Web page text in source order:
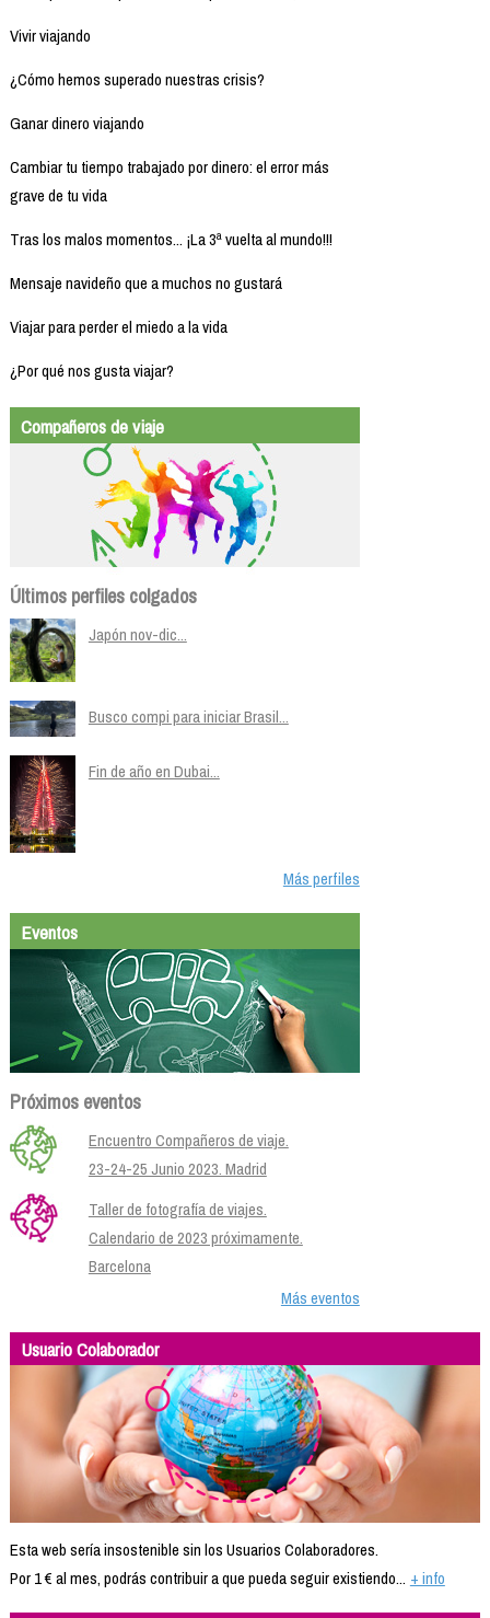
Vivir viajando
¿Cómo hemos superado nuestras crisis?
Ganar dinero viajando
Cambiar tu tiempo trabajado por dinero: el error más
grave de tu vida
Tras los malos momentos... ¡La 3ª vuelta al mundo!!!
Mensaje navideño que a muchos no gustará
Viajar para perder el miedo a la vida
¿Por qué nos gusta viajar?
Compañeros de viaje
Últimos perfiles colgados
Japón nov-dic...
Busco compi para iniciar Brasil...
Fin de año en Dubai...
Más perfiles
Eventos
Próximos eventos
Encuentro Compañeros de viaje.
23-24-25 Junio 2023. Madrid
Taller de fotografía de viajes.
Calendario de 2023 próximamente.
Barcelona
Más eventos
Usuario Colaborador
Esta web sería insostenible sin los Usuarios Colaboradores.
Por 1 € al mes, podrás contribuir a que pueda seguir existiendo... + info